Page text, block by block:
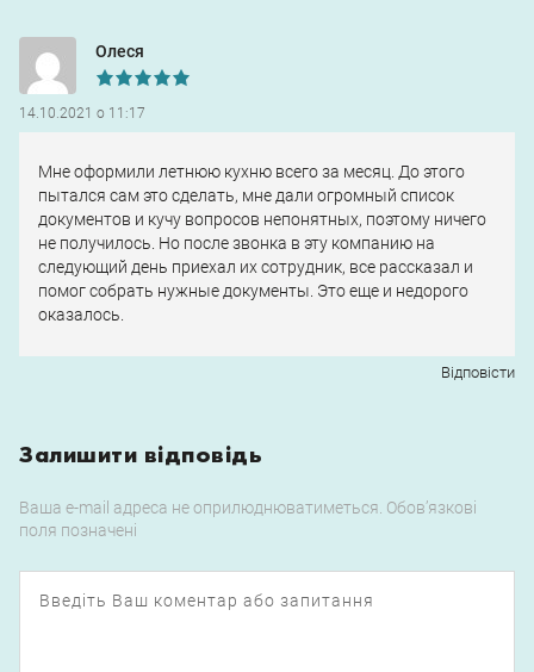
Олеся
14.10.2021 о 11:17
Мне оформили летнюю кухню всего за месяц. До этого
пытался сам это сделать, мне дали огромный список
документов и кучу вопросов непонятных, поэтому ничего
не получилось. Но после звонка в эту компанию на
следующий день приехал их сотрудник, все рассказал и
помог собрать нужные документы. Это еще и недорого
оказалось.
Відповіcти
Залишити відповідь
Ваша e-mail адреса не оприлюднюватиметься. Обов’язкові
поля позначені